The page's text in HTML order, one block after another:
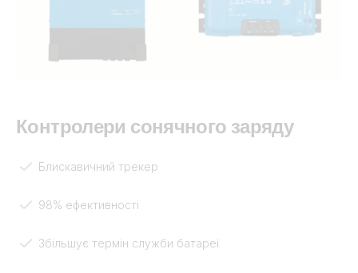
Контролери сонячного заряду
Блискавичний трекер
98% ефективності
Збільшує термін служби батареї